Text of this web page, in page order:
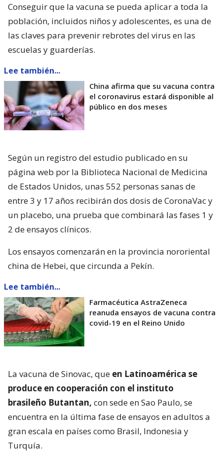
Conseguir que la vacuna se pueda aplicar a toda la
población, incluidos niños y adolescentes, es una de
las claves para prevenir rebrotes del virus en las
escuelas y guarderías.
Lee también...
China afirma que su vacuna contra
el coronavirus estará disponible al
público en dos meses
Según un registro del estudio publicado en su
página web por la Biblioteca Nacional de Medicina
de Estados Unidos, unas 552 personas sanas de
entre 3 y 17 años recibirán dos dosis de CoronaVac y
un placebo, una prueba que combinará las fases 1 y
2 de ensayos clínicos.
Los ensayos comenzarán en la provincia nororiental
china de Hebei, que circunda a Pekín.
Lee también...
Farmacéutica AstraZeneca
reanuda ensayos de vacuna contra
covid-19 en el Reino Unido
La vacuna de Sinovac, que en Latinoamérica se
produce en cooperación con el instituto
brasileño Butantan, con sede en Sao Paulo, se
encuentra en la última fase de ensayos en adultos a
gran escala en países como Brasil, Indonesia y
Turquía.